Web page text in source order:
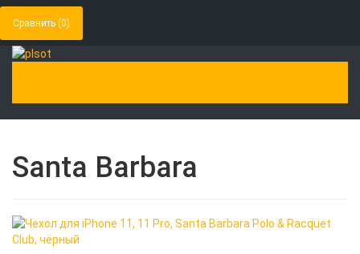
Сравнить (0)
Santa Barbara